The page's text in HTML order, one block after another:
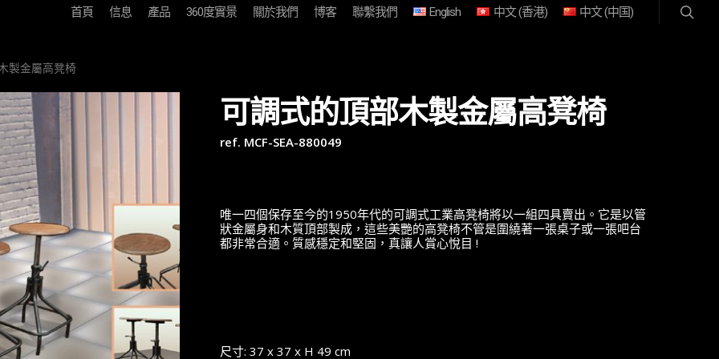
首頁 信息 產品 360度實景 關於我們 博客 聯繫我們 English 中文 (香港) 中文 (中国)
製金屬高凳椅
可調式的頂部木製金屬高凳椅
ref. MCF-SEA-880049
唯一四個保存至今的1950年代的可調式工業高凳椅將以一組四具賣出。它是以管
狀金屬身和木質頂部製成，這些美艷的高凳椅不管是圍繞著一張桌子或一張吧台
都非常合適。質感穩定和堅固，真讓人賞心悅目 !
尺寸: 37 x 37 x H 49 cm